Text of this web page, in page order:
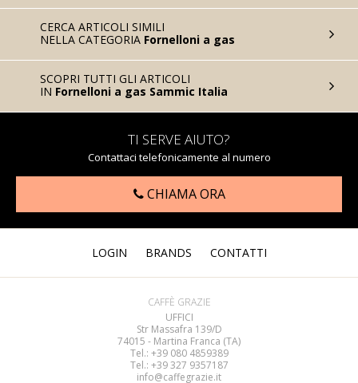
CERCA ARTICOLI SIMILI
NELLA CATEGORIA Fornelloni a gas
SCOPRI TUTTI GLI ARTICOLI
IN Fornelloni a gas Sammic Italia
TI SERVE AIUTO?
Contattaci telefonicamente al numero
CHIAMA ORA
LOGIN BRANDS CONTATTI
CAFFÈ GRAZIE
UFFICI
Str Massafra 139/D
74015 - Martina Franca (TA)
Tel.: +39 0804859389
Tel.: +39 327 9357187
info@caffegrazie.it